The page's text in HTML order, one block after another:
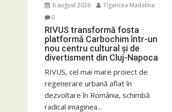
6 august 2026
Tigancea Madalina
0
RIVUS transformă fosta
platformă Carbochim într-un
nou centru cultural și de
divertisment din Cluj-Napoca
RIVUS, cel mai mare proiect de
regenerare urbană aflat în
dezvoltare în România, schimbă
radical imaginea...